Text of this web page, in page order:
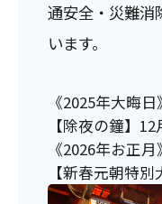
通安全・災難消
います。
《2025年大晦日
【除夜の鐘】
《2026年お正月
【新春元朝特